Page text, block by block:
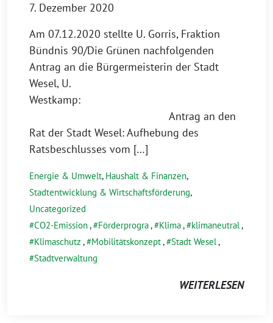
7. Dezember 2020
Am 07.12.2020 stellte U. Gorris, Fraktion
Bündnis 90/Die Grünen nachfolgenden
Antrag an die Bürgermeisterin der Stadt
Wesel, U.
Westkamp:
Antrag an den
Rat der Stadt Wesel: Aufhebung des
Ratsbeschlusses vom […]
Energie & Umwelt, Haushalt & Finanzen,
Stadtentwicklung & Wirtschaftsförderung,
Uncategorized
CO2-Emission, Förderprogra, Klima, klimaneutral,
Klimaschutz , Mobilitätskonzept, Stadt Wesel,
Stadtverwaltung
WEITERLESEN